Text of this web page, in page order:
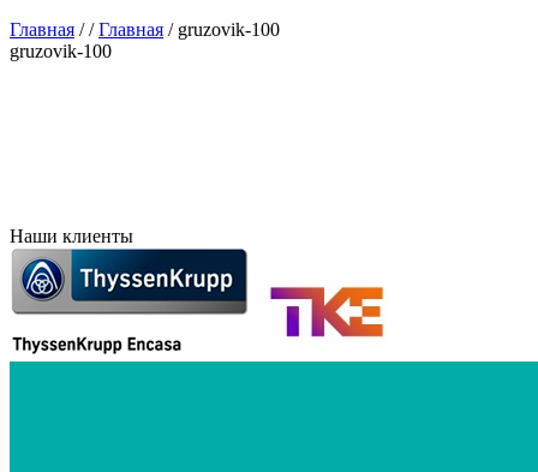
Главная //Главная / gruzovik-100
gruzovik-100
Наши клиенты